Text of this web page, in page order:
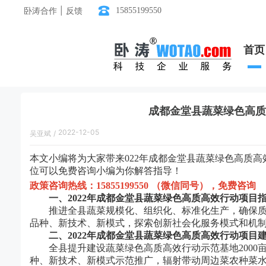
卧涛合作 | 反馈 15855199550
首页
成都金堂县蔬菜绿色高
吴亚斌 / 2022-12-05
本文小编将为大家带来022年成都金堂县蔬菜绿色高质
位可以免费咨询小编为你解答指导！
政策咨询热线： 15855199550 （微信同号），免费咨询
一、 2022年成都金堂县蔬菜绿色高质高效行动项目
推进全县蔬菜规模化、组织化、标准化生产，确保质
品种、新技术、新模式，探索创新社会化服务模式和机
二、 2022年成都金堂县蔬菜绿色高质高效行动项目
全县提升建设蔬菜绿色高质高效行动示范基地2000
种、新技术、新模式示范推广，辐射带动周边菜农种菜